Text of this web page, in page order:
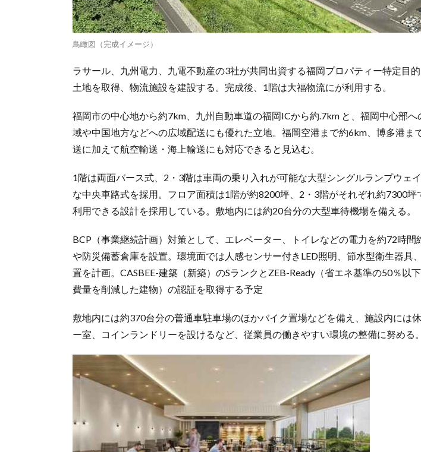
鳥瞰図（完成イメージ）
ラサール、九州電力、九電不動産の3社が共同出資する福岡プロパティー特定目
土地を取得、物流施設を建設する。完成後、1階は大福物流にが利用する。
福岡市の中心地から約7km、九州自動車道の福岡ICから約.7km と、福岡中心部
域や中国地方などへの広域配送にも優れた立地。福岡空港まで約6km、博多港ま
送に加えて航空輸送・海上輸送にも対応できると見込む。
1階は両面バース式、2・3階は車両の乗り入れが可能な大型シングルランプウェ
な中央車路式を採用。フロア面積は1階が約8200坪、2・3階がそれぞれ約7300坪
利用できる設計を採用している。敷地内には約20台分の大型車待機場を備える。
BCP（事業継続計画）対策として、エレベーター、トイレなどの電力を約72時間
や防災備蓄倉庫を設置。環境面では人感センサー付きLED照明、節水型衛生器具
置を計画。CASBEE-建築（新築）のSランクとZEB-Ready（省エネ基準の50％以
費量を削減した建物）の認証を取得する予定
敷地内には約370台分の普通車駐車場のほかバイク置場などを備え、施設内には
ー室、コインランドリーを設けるなど、従業員の働きやすい環境の整備に努める。